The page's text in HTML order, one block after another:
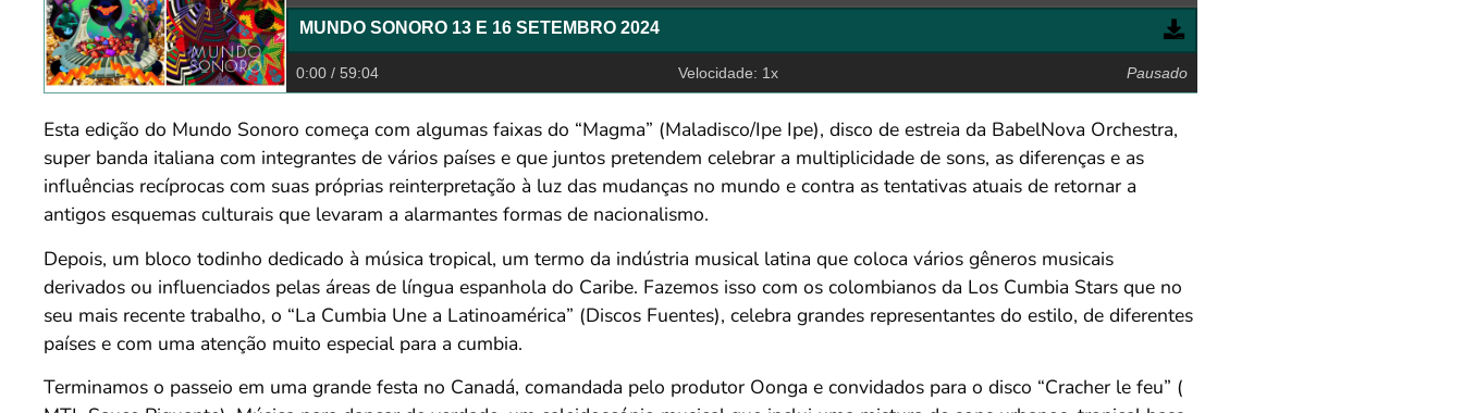
MUNDO SONORO 13 E 16 SETEMBRO 2024
0:00 / 59:04 Velocidade: 1x Pausado
Esta edição do Mundo Sonoro começa com algumas faixas do “Magma” (Maladisco/Ipe Ipe), disco de estreia da BabelNova Orchestra,
super banda italiana com integrantes de vários países e que juntos pretendem celebrar a multiplicidade de sons, as diferenças e as
influências recíprocas com suas próprias reinterpretação à luz das mudanças no mundo e contra as tentativas atuais de retornar a
antigos esquemas culturais que levaram a alarmantes formas de nacionalismo.
Depois, um bloco todinho dedicado à música tropical, um termo da indústria musical latina que coloca vários gêneros musicais
derivados ou influenciados pelas áreas de língua espanhola do Caribe. Fazemos isso com os colombianos da Los Cumbia Stars que no
seu mais recente trabalho, o “La Cumbia Une a Latinoamérica” (Discos Fuentes), celebra grandes representantes do estilo, de diferentes
países e com uma atenção muito especial para a cumbia.
Terminamos o passeio em uma grande festa no Canadá, comandada pelo produtor Oonga e convidados para o disco “Cracher le feu” (